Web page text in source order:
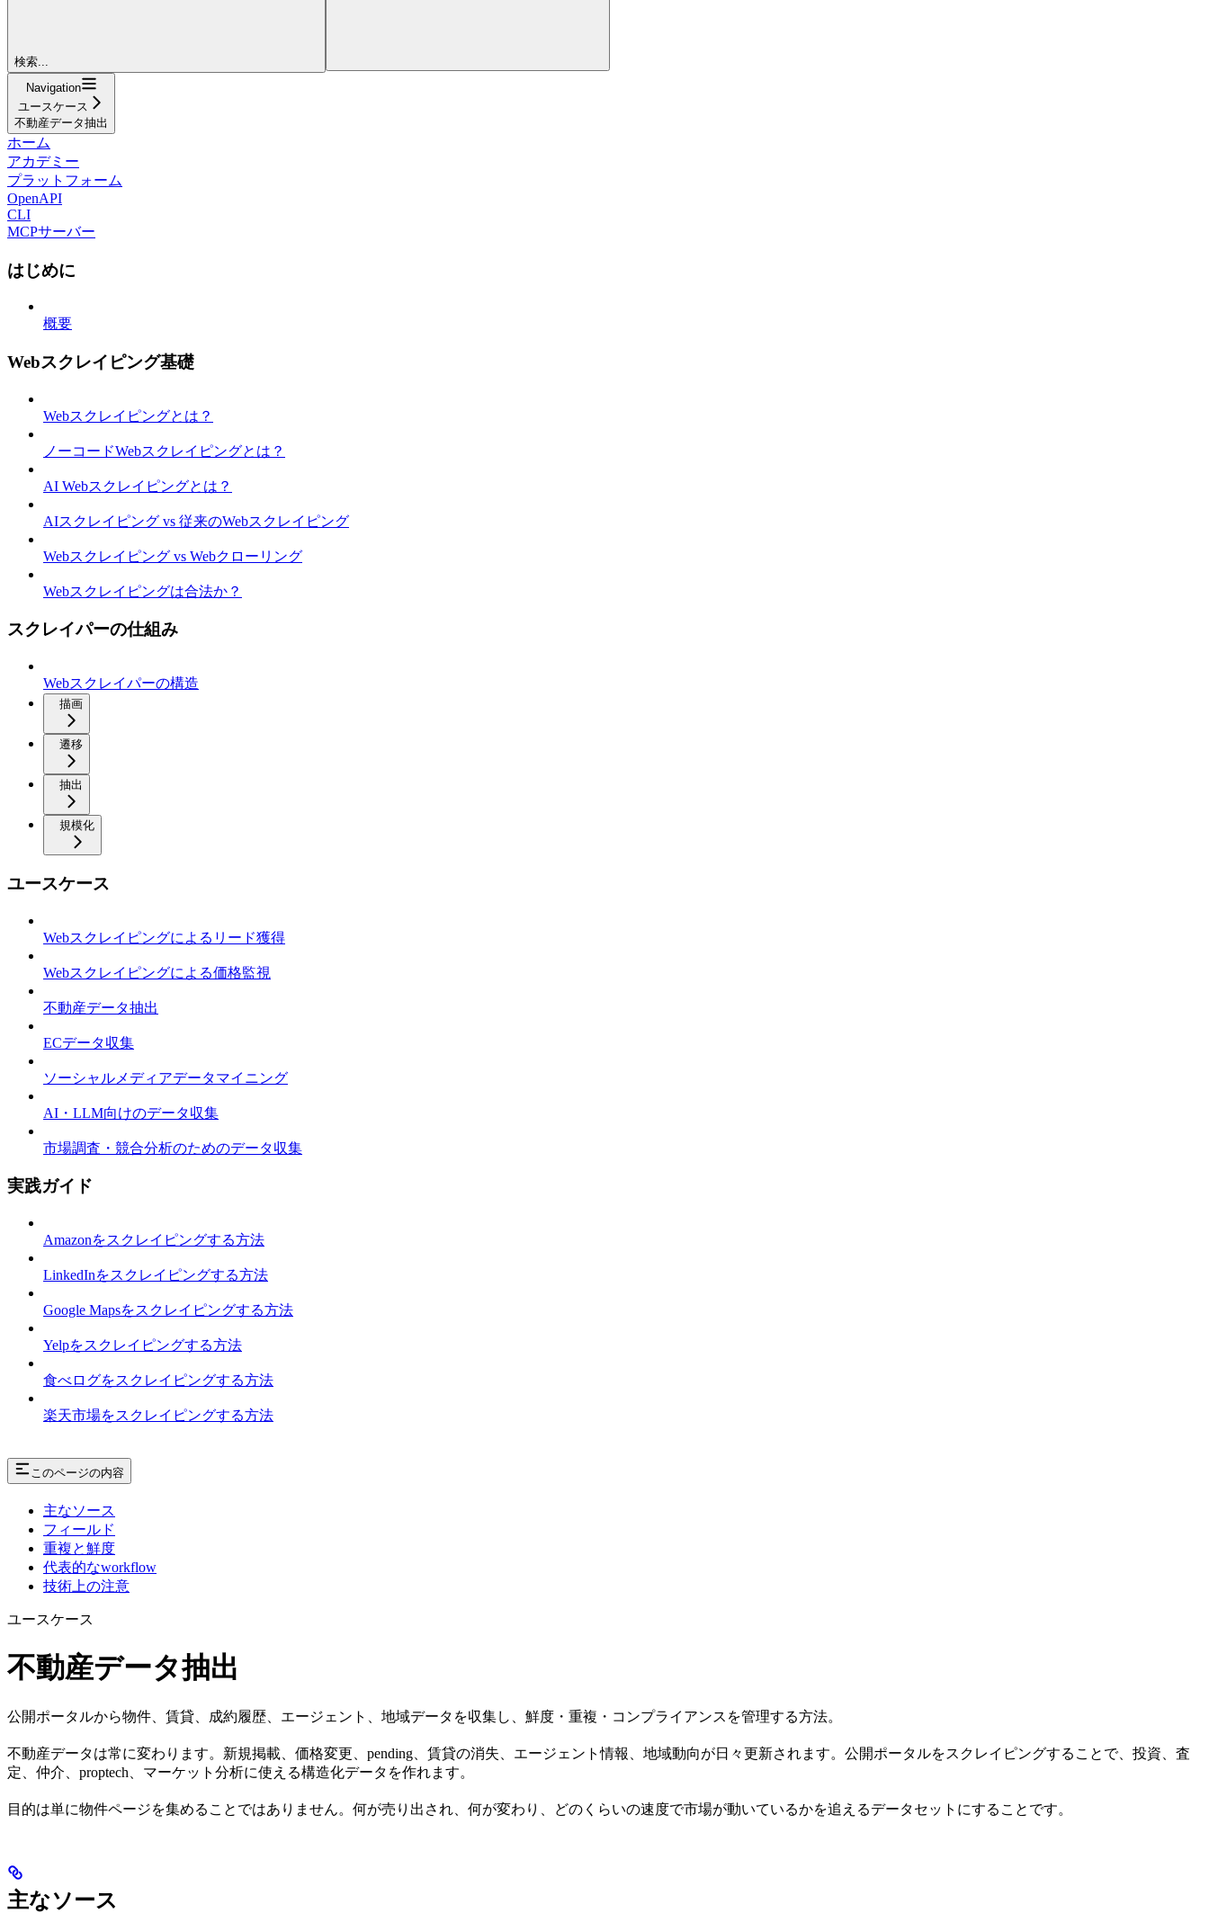
検索...
Navigation
ユースケース
不動産データ抽出
ホーム
アカデミー
プラットフォーム
OpenAPI
CLI
MCPサーバー
はじめに
概要
Webスクレイピング基礎
Webスクレイピングとは？
ノーコードWebスクレイピングとは？
AI Webスクレイピングとは？
AIスクレイピング vs 従来のWebスクレイピング
Webスクレイピング vs Webクローリング
Webスクレイピングは合法か？
スクレイパーの仕組み
Webスクレイパーの構造
描画
遷移
抽出
規模化
ユースケース
Webスクレイピングによるリード獲得
Webスクレイピングによる価格監視
不動産データ抽出
ECデータ収集
ソーシャルメディアデータマイニング
AI・LLM向けのデータ収集
市場調査・競合分析のためのデータ収集
実践ガイド
Amazonをスクレイピングする方法
LinkedInをスクレイピングする方法
Google Mapsをスクレイピングする方法
Yelpをスクレイピングする方法
食べログをスクレイピングする方法
楽天市場をスクレイピングする方法
このページの内容
主なソース
フィールド
重複と鮮度
代表的なworkflow
技術上の注意
ユースケース
不動産データ抽出
公開ポータルから物件、賃貸、成約履歴、エージェント、地域データを収集し、鮮度・重複・コンプライアンスを管理する方法。
不動産データは常に変わります。新規掲載、価格変更、pending、賃貸の消失、エージェント情報、地域動向が日々更新されます。公開ポータルをスクレイピングすることで、投資、査
定、仲介、proptech、マーケット分析に使える構造化データを作れます。
目的は単に物件ページを集めることではありません。何が売り出され、何が変わり、どのくらいの速度で市場が動いているかを追えるデータセットにすることです。
主なソース